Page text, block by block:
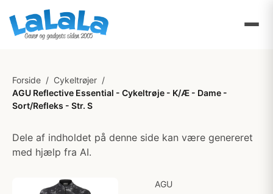
Forside / Cykeltrøjer /
AGU Reflective Essential - Cykeltrøje - K/Æ - Dame -
Sort/Refleks - Str. S
Dele af indholdet på denne side kan være genereret
med hjælp fra AI.
AGU